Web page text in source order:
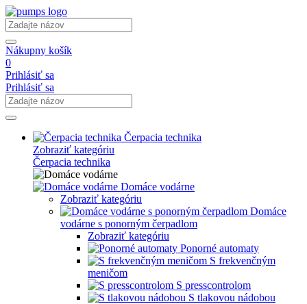
Nákupny košík
0
Prihlásiť sa
Prihlásiť sa
Čerpacia technika
Zobraziť kategóriu
Čerpacia technika
Domáce vodárne
Zobraziť kategóriu
Domáce
vodárne s ponorným čerpadlom
Zobraziť kategóriu
Ponorné automaty
S frekvenčným
meničom
S presscontrolom
S tlakovou nádobou